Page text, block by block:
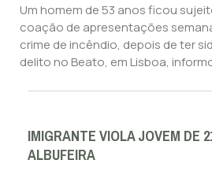
Um homem de 53 anos ficou
coação de apresentações
crime de incêndio, depois de ter
delito no Beato, em Lisboa,
IMIGRANTE VIOLA JOVEM DE
ALBUFEIRA